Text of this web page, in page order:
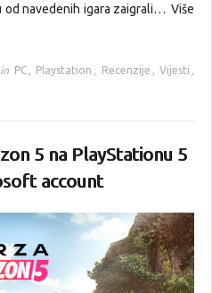
od navedenih igara zaigrali… Više
in PC , Playstation , Recenzije , Vijesti ,
5 na PlayStationu 5
account